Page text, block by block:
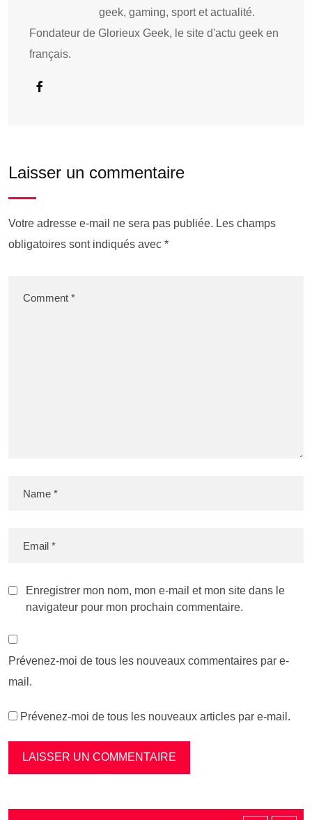
geek, gaming, sport et actualité.
Fondateur de Glorieux Geek, le site d'actu geek en
français.
Laisser un commentaire
Votre adresse e-mail ne sera pas publiée. Les champs
obligatoires sont indiqués avec *
Enregistrer mon nom, mon e-mail et mon site dans le
navigateur pour mon prochain commentaire.
Prévenez-moi de tous les nouveaux commentaires par e-
mail.
Prévenez-moi de tous les nouveaux articles par e-mail.